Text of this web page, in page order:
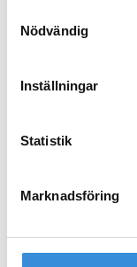
Nödvändig
Inställningar
Statistik
Marknadsföring
PENDANT LIGHT - COLT